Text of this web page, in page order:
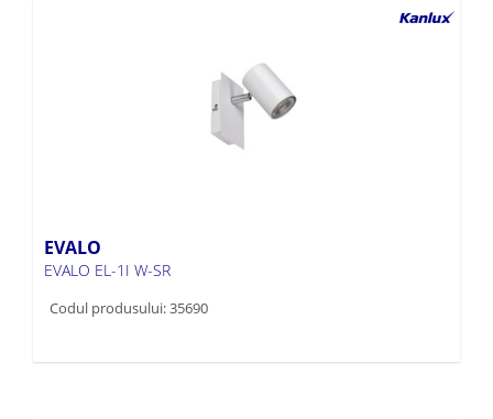
EVALO
EVALO EL-1I W-SR
Codul produsului: 35690